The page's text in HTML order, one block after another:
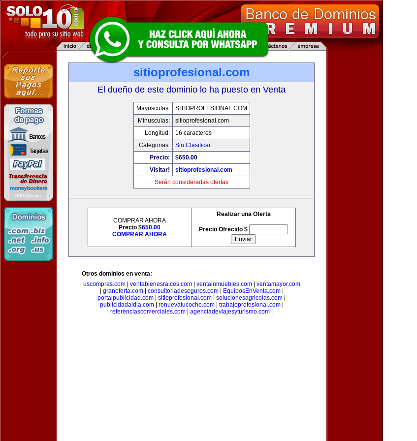
sitioprofesional.com
El dueño de este dominio lo ha puesto en Venta
Mayusculas:
SITIOPROFESIONAL.COM
Minusculas:
sitioprofesional.com
Longitud:
16 caracteres
Categorias:
Sin Clasificar
Precio:
$650.00
Visitar!
sitioprofesional.com
Serán consideradas ofertas
COMPRAR AHORA
Precio $650.00
COMPRAR AHORA
Realizar una Oferta
Precio Ofrecido $
Otros dominios en venta:
uscompras.com| ventabienesraices.com| ventainmuebles.com| ventamayor.com
granoferta.com| consultoriadeseguros.com| EquiposEnVenta.com|
portalpublicidad.com
sitioprofesional.com solucionesagricolas.com
publicidadaldia.com| renuevatucoche.com| trabajoprofesional.com|
referenciascomerciales.com
agenciadeviajesyturismo.com